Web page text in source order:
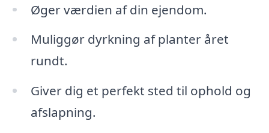
Øger værdien af din ejendom.
Muliggør dyrkning af planter året
rundt.
Giver dig et perfekt sted til ophold og
afslapning.